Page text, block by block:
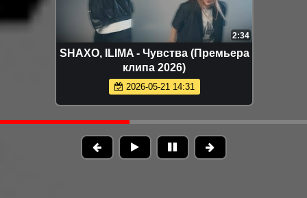
2:34
SHAXO, ILIMA - Чувства (Премьера
клипа 2026)
2026-05-21 14:31